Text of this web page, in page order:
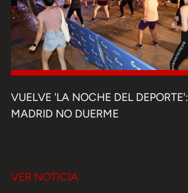
VUELVE 'LA NOCHE DEL DEPORTE':
MADRID NO DUERME
VER NOTICIA